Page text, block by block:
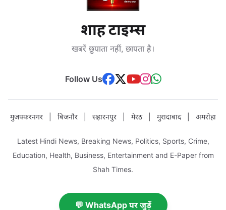
शाह टाइम्स
खबरें छुपाता नहीं, छापता है।
Follow Us
मुजफ्फरनगर बिजनौर सहारनपुर मेरठ मुरादाबाद अमरोहा
Latest Hindi News, Breaking News, Politics, Sports, Crime,
Education, Health, Business, Entertainment and E-Paper from
Shah Times.
💬 WhatsApp पर जुड़ें